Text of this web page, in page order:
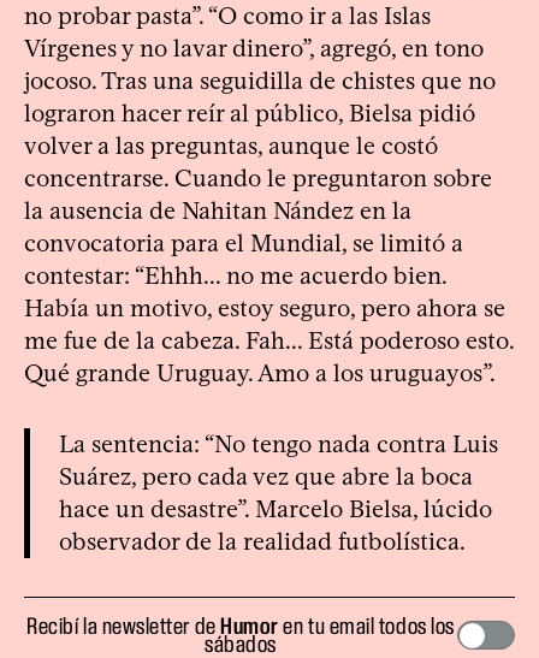
no probar pasta”. “O como ir a las Islas
Vírgenes y no lavar dinero”, agregó, en tono
jocoso. Tras una seguidilla de chistes que no
lograron hacer reír al público, Bielsa pidió
volver a las preguntas, aunque le costó
concentrarse. Cuando le preguntaron sobre
la ausencia de Nahitan Nández en la
convocatoria para el Mundial, se limitó a
contestar: “Ehhh... no me acuerdo bien.
Había un motivo, estoy seguro, pero ahora se
me fue de la cabeza. Fah... Está poderoso esto.
Qué grande Uruguay. Amo a los uruguayos”.
La sentencia: “No tengo nada contra Luis
Suárez, pero cada vez que abre la boca
hace un desastre”. Marcelo Bielsa, lúcido
observador de la realidad futbolística.
Recibí la newsletter deHumoren tu email todos los
sábados